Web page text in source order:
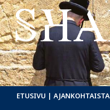
ETUSIVU | AJANKOHTAISTA